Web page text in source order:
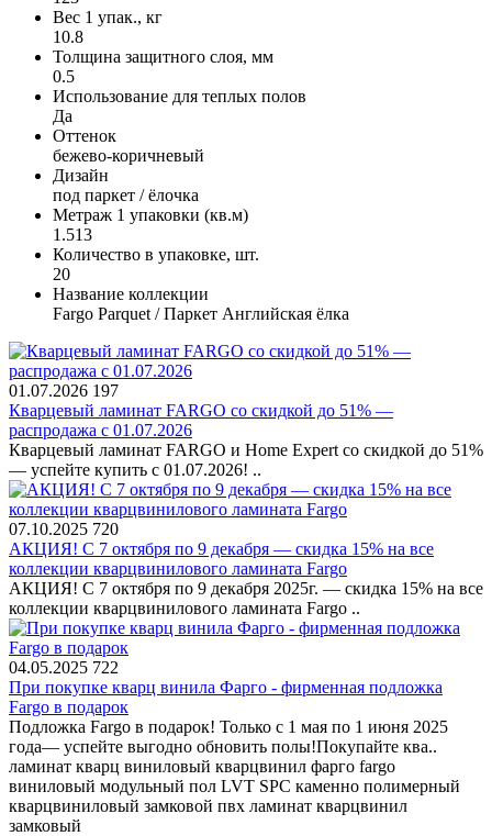
Вес 1 упак., кг
10.8
Толщина защитного слоя, мм
0.5
Использование для теплых полов
Да
Оттенок
бежево-коричневый
Дизайн
под паркет / ёлочка
Метраж 1 упаковки (кв.м)
1.513
Количество в упаковке, шт.
20
Название коллекции
Fargo Parquet / Паркет Английская ёлка
01.07.2026 197
Кварцевый ламинат FARGO со скидкой до 51% —
распродажа с 01.07.2026
Кварцевый ламинат FARGO и Home Expert со скидкой до 51%
— успейте купить с 01.07.2026! ..
07.10.2025 720
АКЦИЯ! С 7 октября по 9 декабря — скидка 15% на все
коллекции кварцвинилового ламината Fargo
АКЦИЯ! С 7 октября по 9 декабря 2025г. — скидка 15% на все
коллекции кварцвинилового ламината Fargo ..
04.05.2025 722
При покупке кварц винила Фарго - фирменная подложка
Fargo в подарок
Подложка Fargo в подарок! Только с 1 мая по 1 июня 2025
года— успейте выгодно обновить полы!Покупайте ква..
ламинат кварц виниловый кварцвинил фарго fargo
виниловый модульный пол LVT SPC каменно полимерный
кварцвиниловый замковой пвх ламинат кварцвинил
замковый